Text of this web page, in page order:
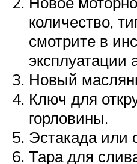
количество,
смотрите в
эксплуатации
Новый
Ключ для
горловины.
Эстакада или
Тара для